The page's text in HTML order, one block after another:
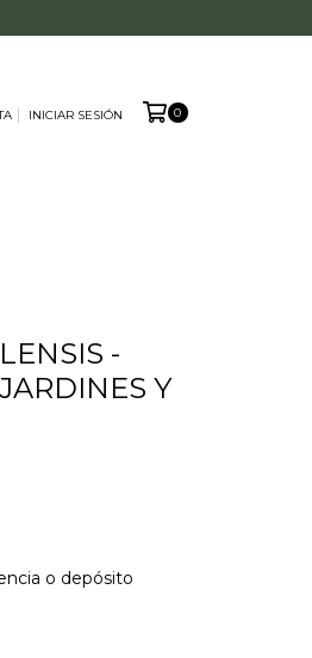
INICIAR SESIÓN 0
-
Y
o depósito